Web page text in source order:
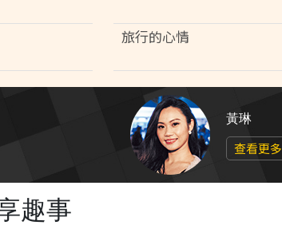
旅行的心情
黃琳
查看更多
趣事